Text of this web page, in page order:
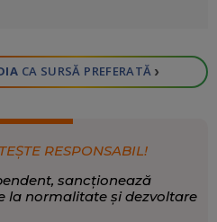
CA SURSĂ PREFERATĂ ›
RESPONSABIL!
sancționează
la normalitate și dezvoltare